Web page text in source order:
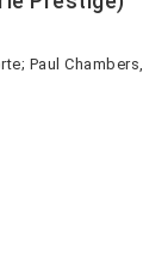
Paul Chambers,